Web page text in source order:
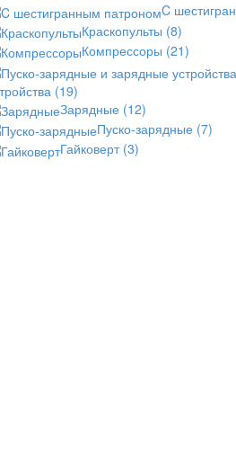
C
Краскопульты (8)
Компрессоры (21)
(19)
Зарядные (12)
Пуско-зарядные (7)
Гайковерт (3)